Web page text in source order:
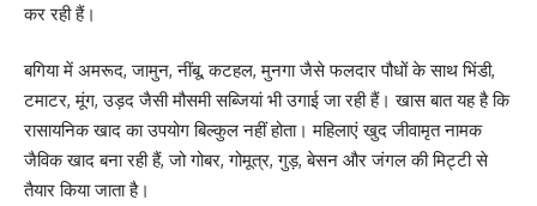
कर रही हैं।
बगिया में अमरूद, जामुन, नींबू, कटहल, मुनगा जैसे फलदार पौधों के साथ भिंडी,
टमाटर, मूंग, उड़द जैसी मौसमी सब्जियां भी उगाई जा रही हैं। खास बात यह है कि
रासायनिक खाद का उपयोग बिल्कुल नहीं होता। महिलाएं खुद जीवामृत नामक
जैविक खाद बना रही हैं, जो गोबर, गोमूत्र, गुड़, बेसन और जंगल की मिट्टी से
तैयार किया जाता है।